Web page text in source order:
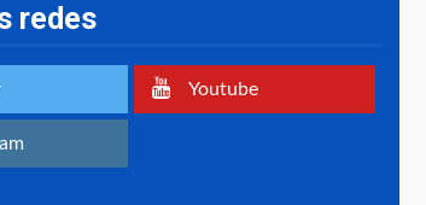
redes
Youtube